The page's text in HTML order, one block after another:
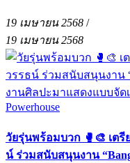
19 เมษายน 2568 /
19 เมษายน 2568
วัยรุ่นพร้อมบวก 🥊🎨 เต
น์ ร่วมสนับสนุนงาน